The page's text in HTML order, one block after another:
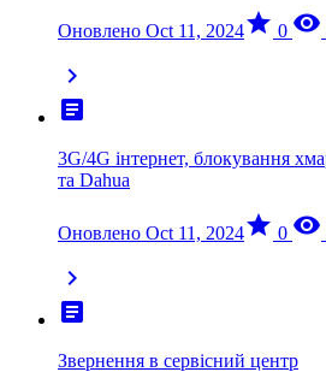
Оновлено Oct 11, 2024star 0 visibility
chevron_right
article
3G/4G інтернет, блокування
та Dahua
Оновлено Oct 11, 2024star 0 visibility
chevron_right
article
Звернення в сервісний центр